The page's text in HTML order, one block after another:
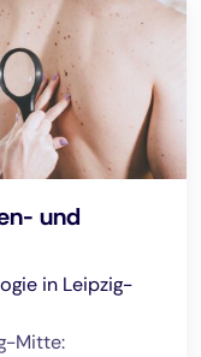
und
in Leipzig-
Mitte: